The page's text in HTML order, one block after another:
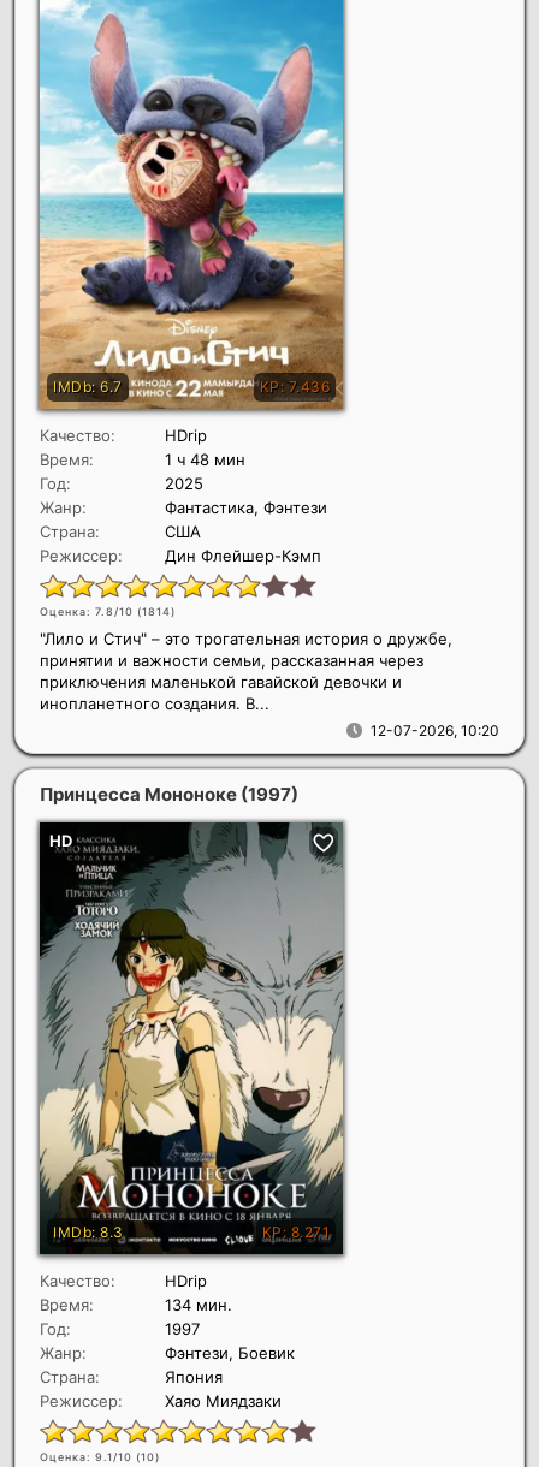
Качество:
HDrip
Время:
1 ч 48 мин
Год:
2025
Жанр:
Фантастика, Фэнтези
Страна:
США
Режиссер:
Дин Флейшер-Кэмп
Оценка: 7.8/10 (1814)
12-07-2026, 10:20
"Лило и Стич" – это трогательная история о дружбе,
принятии и важности семьи, рассказанная через
приключения маленькой гавайской девочки и
инопланетного создания. В...
Принцесса Мононоке (1997)
Качество:
HDrip
Время:
134 мин.
Год:
1997
Жанр:
Фэнтези, Боевик
Страна:
Япония
Режиссер:
Хаяо Миядзаки
Оценка: 9.1/10 (10)